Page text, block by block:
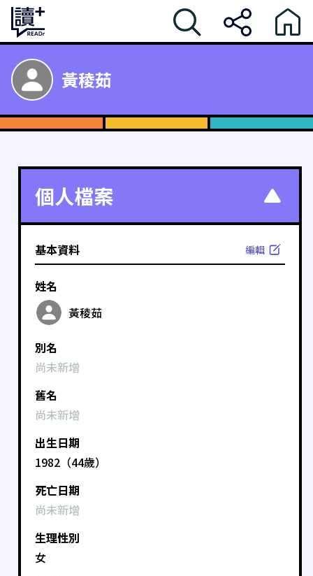
黃稜茹
個人檔案
基本資料 編輯
姓名
黃稜茹
別名
尚未新增
舊名
尚未新增
出生日期
1982（44歲）
死亡日期
尚未新增
生理性別
女